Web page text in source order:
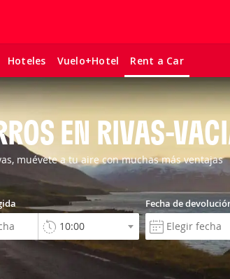
Hoteles Vuelo+Hotel Rent a Car
EN RIVAS-
muévete a tu aire con muchas más ventajas
Fecha de